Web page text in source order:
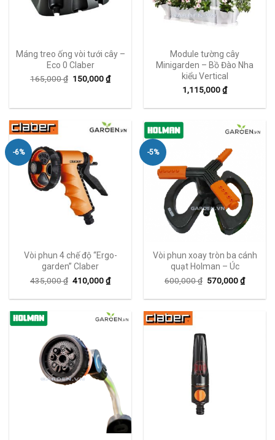
Máng treo ống vòi tưới cây –
Eco 0 Claber
165,000₫ 150,000₫
Module tường cây
Minigarden – Bồ Đào Nha
kiểu Vertical
1,115,000₫
-6%
Vòi phun 4 chế độ “Ergo-
garden” Claber
435,000₫ 410,000₫
-5%
Vòi phun xoay tròn ba cánh
quạt Holman – Úc
600,000₫ 570,000₫